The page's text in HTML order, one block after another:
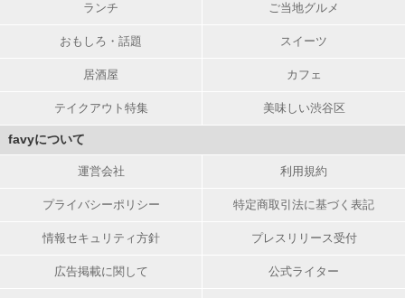
ランチ ご当地グルメ
おもしろ・話題 スイーツ
居酒屋 カフェ
テイクアウト特集 美味しい渋谷区
favyについて
運営会社 利用規約
プライバシーポリシー 特定商取引法に基づく表記
情報セキュリティ方針 プレスリリース受付
広告掲載に関して 公式ライター